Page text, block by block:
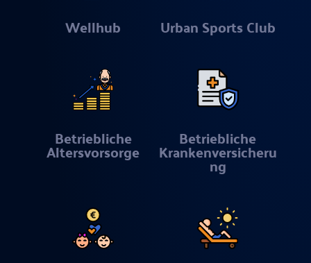
Wellhub Urban Sports Club
Betriebliche
Altersvorsorge
Betriebliche
Krankenversicheru
ng